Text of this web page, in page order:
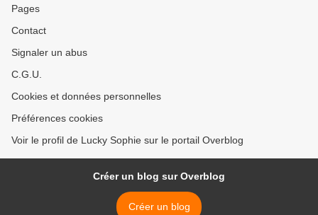
Pages
Contact
Signaler un abus
C.G.U.
Cookies et données personnelles
Préférences cookies
Voir le profil de Lucky Sophie sur le portail Overblog
Créer un blog sur Overblog
Créer un blog